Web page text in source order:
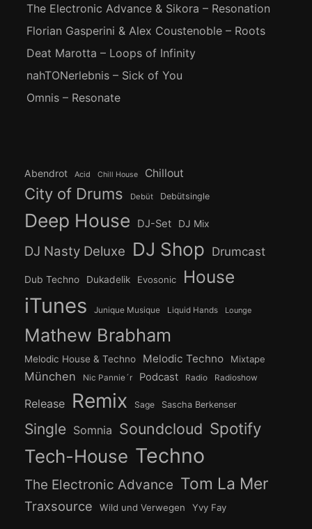
The Electronic Advance & Sikora – Resonation
Florian Gasperini & Alex Coustenoble – Roots
Deat Marotta – Loops of Infinity
nahTONerlebnis – Sick of You
Omnis – Resonate
Abendrot Acid Chill House Chillout
City of Drums Debüt Debütsingle
Deep House DJ-Set DJ Mix
DJ Nasty Deluxe DJ Shop Drumcast
Dub Techno Dukadelik Evosonic House
iTunes Junique Musique Liquid Hands Lounge
Mathew Brabham
Melodic House & Techno Melodic Techno Mixtape
München Nic Pannie´r Podcast Radio Radioshow
Release Remix Sage Sascha Berkenser
Single Somnia Soundcloud Spotify
Tech-House Techno
The Electronic Advance Tom La Mer
Traxsource Wild und Verwegen Yvy Fay